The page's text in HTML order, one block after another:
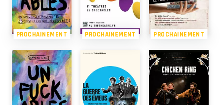
PROCHAINEMENT PROCHAINEMENT PROCHAINEMENT